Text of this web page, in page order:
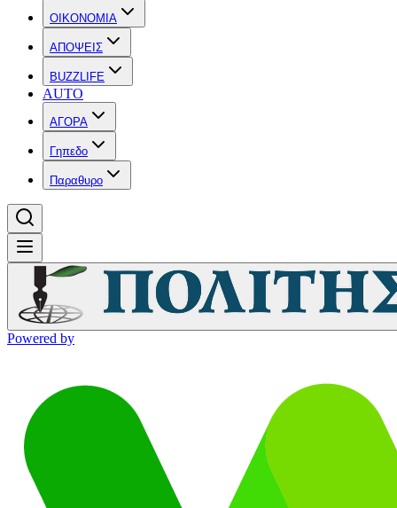
OIKONOMIA
ΑΠΟΨΕΙΣ
BUZZLIFE
AUTO
ΑΓΟΡΑ
Γηπεδο
Παραθυρο
Powered by